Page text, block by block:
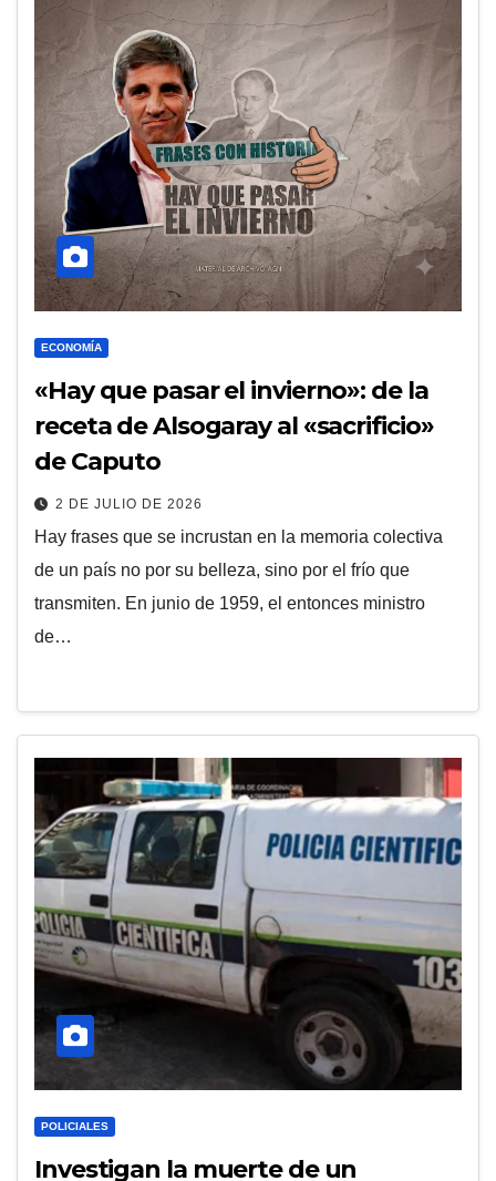
ECONOMÍA
«Hay que pasar el invierno»: de la
receta de Alsogaray al «sacrificio»
de Caputo
2 DE JULIO DE 2026
Hay frases que se incrustan en la memoria colectiva
de un país no por su belleza, sino por el frío que
transmiten. En junio de 1959, el entonces ministro
de…
POLICIALES
Investigan la muerte de un